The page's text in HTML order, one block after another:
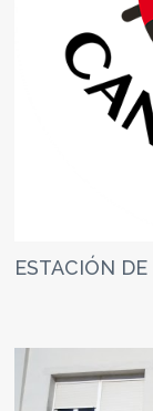
ESTACIÓN